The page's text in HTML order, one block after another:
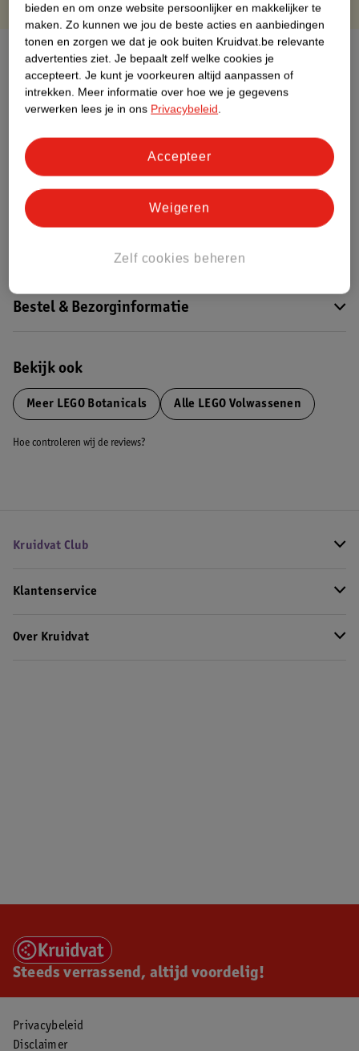
Over dit product
Productinformatie
Etiketinformatie
Nature Impact Score
Dit product heeft (nog) geen Nature
Impact Score.
Bestel & Bezorginformatie
Bekijk ook
Meer LEGO Botanicals Alle LEGO Volwassenen
Hoe controleren wij de reviews?
Kruidvat Club
Klantenservice
Over Kruidvat
Steeds verrassend, altijd voordelig!
Privacybeleid
Disclaimer
bieden en om onze website persoonlijker en makkelijker te
maken. Zo kunnen we jou de beste acties en aanbiedingen
tonen en zorgen we dat je ook buiten Kruidvat.be relevante
advertenties ziet. Je bepaalt zelf welke cookies je
accepteert. Je kunt je voorkeuren altijd aanpassen of
intrekken. Meer informatie over hoe we je gegevens
verwerken lees je in ons Privacybeleid.
Zelf cookies beheren
Weigeren
Accepteer